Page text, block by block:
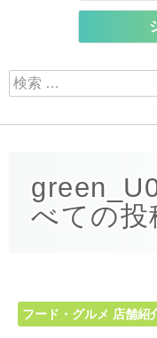
検索:
べての投
フード・グルメ 店舗紹